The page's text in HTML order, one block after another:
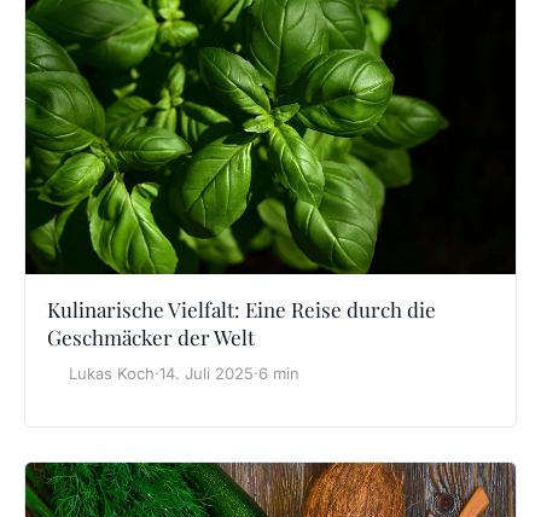
Kulinarische Vielfalt: Eine Reise durch die
Geschmäcker der Welt
Lukas Koch·14. Juli 2025·6 min